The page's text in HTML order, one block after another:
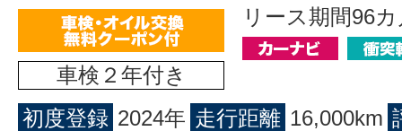
車検２年付き
リース期間96
初度登録 2024年 走行距離 16,000km